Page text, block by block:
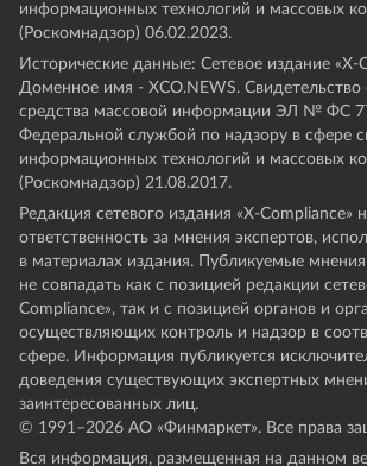
информационных технологий и массовых
(Роскомнадзор) 06.02.2023.
Исторические данные: Сетевое издание «Х-
Доменное имя - XCO.NEWS. Свидетельство
средства массовой информации ЭЛ № ФС
Федеральной службой по надзору в сфере
информационных технологий и массовых
(Роскомнадзор) 21.08.2017.
Редакция сетевого издания «X-Compliance»
ответственность за мнения экспертов,
в материалах издания. Публикуемые
не совпадать как с позицией редакции
Compliance», так и с позицией органов и
осуществляющих контроль и надзор в
сфере. Информация публикуется
доведения существующих экспертных
заинтересованных лиц.
© 1991–2026 АО «Финмаркет». Все права
Вся информация, размещенная на данном